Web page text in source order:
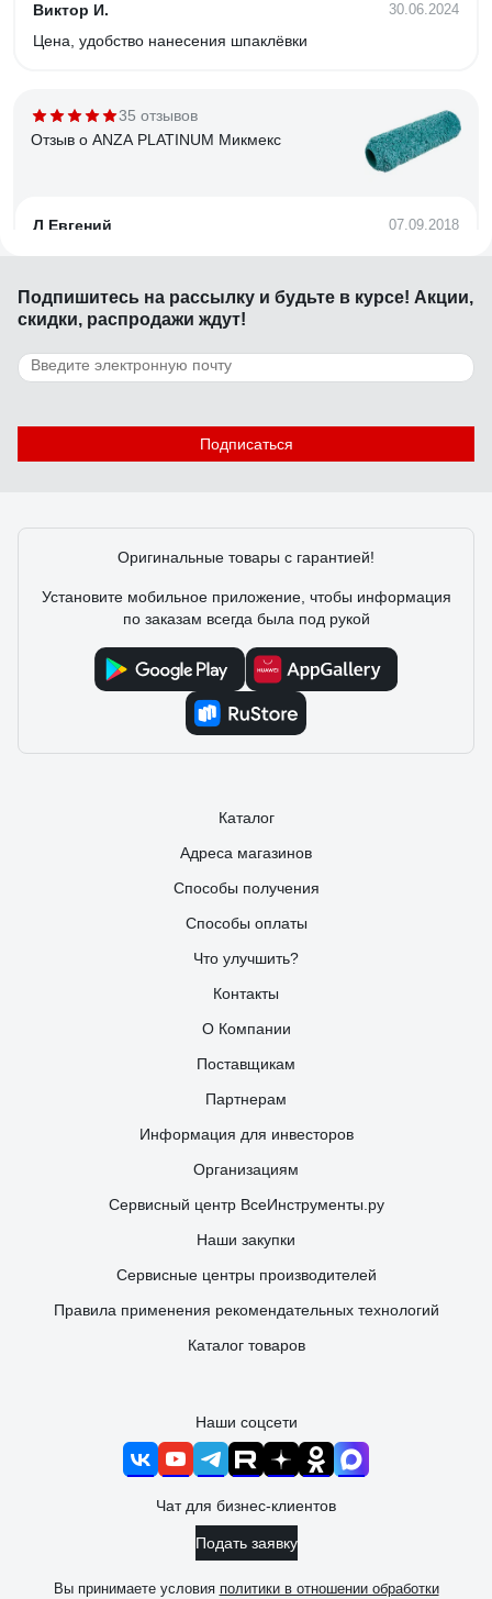
Виктор И. 30.06.2024
Цена, удобство нанесения шпаклёвки
35 отзывов
Отзыв о ANZA PLATINUM Микмекс
Л Евгений 07.09.2018
Качество!
90 отзывов
Отзыв о HARDY 0111-994825
растяжения на больших объемах. При определенном
(шитрока)
Подпишитесь на рассылку и будьте в курсе! Акции,
скидки, распродажи ждут!
Подписаться
Оригинальные товары с гарантией!
Установите мобильное приложение, чтобы информация
по заказам всегда была под рукой
Каталог
Адреса магазинов
Способы получения
Способы оплаты
Что улучшить?
Контакты
О Компании
Поставщикам
Партнерам
Информация для инвесторов
Организациям
Сервисный центр ВсеИнструменты.ру
Наши закупки
Сервисные центры производителей
Правила применения рекомендательных технологий
Каталог товаров
Наши соцсети
Чат для бизнес-клиентов
Подать заявку
Вы принимаете условия политики в отношении обработки